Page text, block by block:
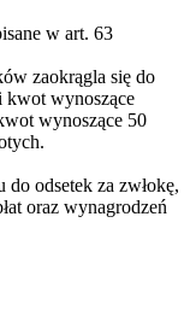
w art. 63
zaokrągla się do
kwot wynoszące
wynoszące 50
do odsetek za zwłokę,
oraz wynagrodzeń